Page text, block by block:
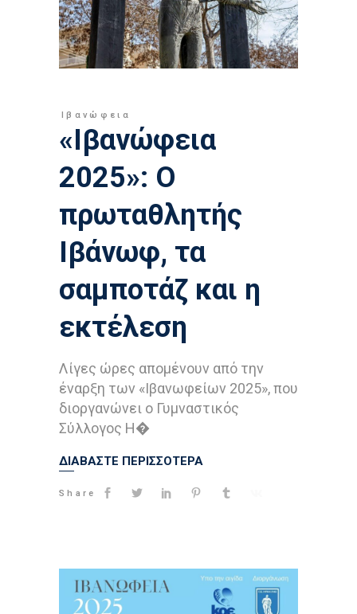
Ιβανώφεια
«Ιβανώφεια
2025»: Ο
πρωταθλητής
Ιβάνωφ, τα
σαμποτάζ και η
εκτέλεση
Λίγες ώρες απομένουν από την
έναρξη των «Ιβανωφείων 2025», που
διοργανώνει ο Γυμναστικός
Σύλλογος Η�
ΔΙΑΒΑΣΤΕ ΠΕΡΙΣΣΟΤΕΡΑ
Share